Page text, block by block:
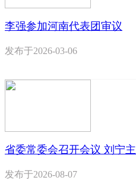
李强参加河南代表团审议
发布于2026-03-06
省委常委会召开会议 刘宁
发布于2026-08-07